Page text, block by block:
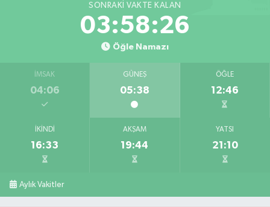
SONRAKI VAKTE KALAN
03:58:25
Öğle Namazı
İMSAK
04:06
GÜNEŞ
05:38
ÖĞLE
12:46
İKINDI
16:33
AKŞAM
19:44
YATSI
21:10
Aylık Vakitler